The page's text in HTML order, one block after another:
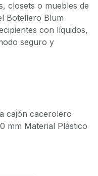
closets o muebles de
Botellero Blum
con líquidos,
seguro y
cajón cacerolero
mm Material Plástico